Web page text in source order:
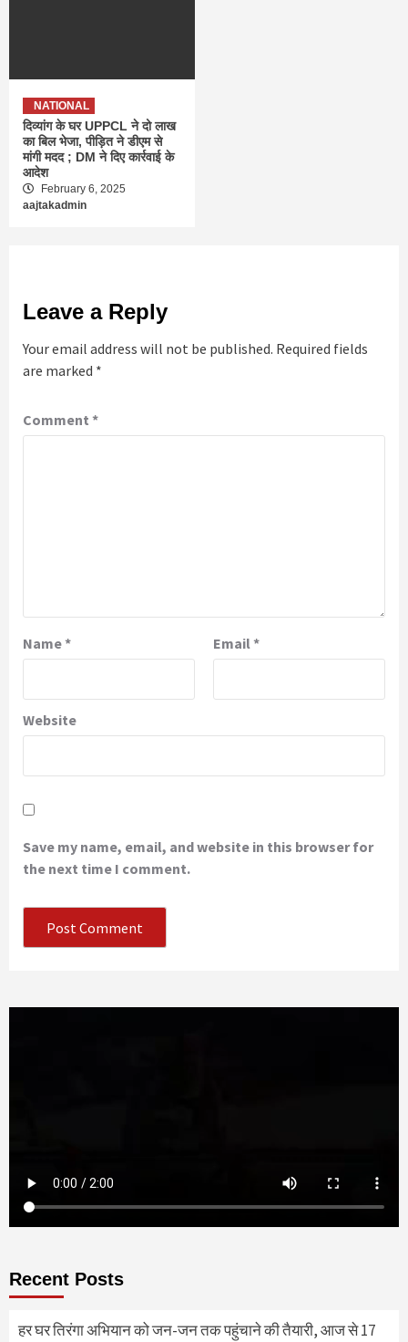
NATIONAL
दिव्यांग के घर UPPCL ने दो लाख
का बिल भेजा, पीड़ित ने डीएम से
मांगी मदद ; DM ने दिए कार्रवाई के
आदेश
February 6, 2025
aajtakadmin
Leave a Reply
Your email address will not be published. Required fields
are marked *
Comment *
Name* Email*
Website
Save my name, email, and website in this browser for
the next time I comment.
Recent Posts
हर घर तिरंगा अभियान को जन-जन तक पहुंचाने की तैयारी, आज से 17